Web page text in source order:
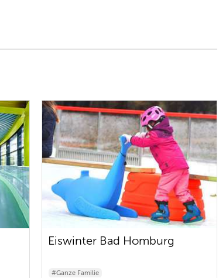
Eiswinter Bad Homburg
#Ganze Familie